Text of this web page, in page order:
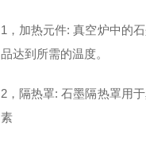
1，加热元件: 真空炉中的
品达到所需的温度。
2，隔热罩: 石墨隔热罩用
素